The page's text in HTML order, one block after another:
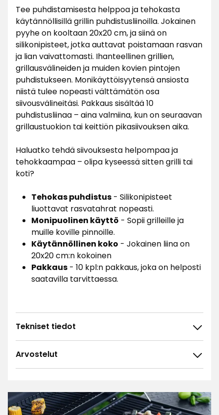
Tee puhdistamisesta helppoa ja tehokasta
käytännöllisillä grillin puhdistusliinoilla. Jokainen
pyyhe on kooltaan 20x20 cm, ja siinä on
silikonipisteet, jotka auttavat poistamaan rasvan
ja lian vaivattomasti. Ihanteellinen grillien,
grillausvälineiden ja muiden kovien pintojen
puhdistukseen. Monikäyttöisyytensä ansiosta
niistä tulee nopeasti välttämätön osa
siivousvälineitäsi. Pakkaus sisältää 10
puhdistusliinaa – aina valmiina, kun on seuraavan
grillaustuokion tai keittiön pikasiivouksen aika.
Haluatko tehdä siivouksesta helpompaa ja
tehokkaampaa – olipa kyseessä sitten grilli tai
koti?
Tehokas puhdistus - Silikonipisteet
liuottavat rasvatahrat nopeasti.
Monipuolinen käyttö - Sopii grilleille ja
muille koville pinnoille.
Käytännöllinen koko - Jokainen liina on
20x20 cm:n kokoinen
Pakkaus - 10 kpl:n pakkaus, joka on helposti
saatavilla tarvittaessa.
Tekniset tiedot
Arvostelut
4.7
152 arvostelua
3 ☆
2 ☆
1 ☆